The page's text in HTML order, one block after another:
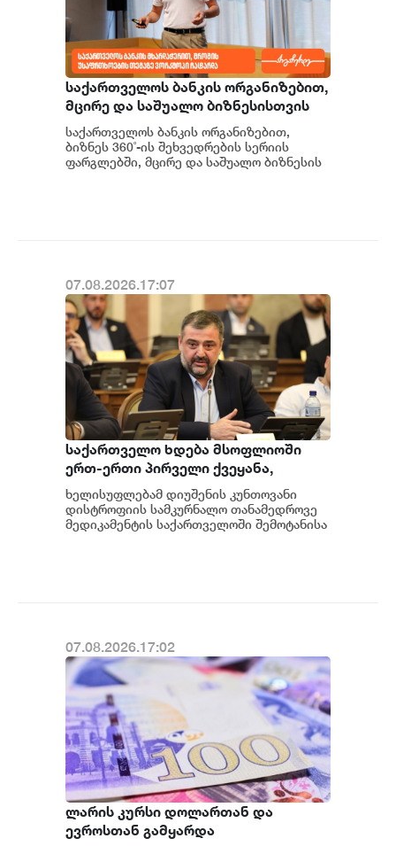
საქართველოს ბანკის ორგანიზებით,
მცირე და საშუალო ბიზნესისთვის
შრომის უსაფრთხოების ვორკშოპი
გაიმართა
საქართველოს ბანკის ორგანიზებით,
ბიზნეს 360˚-ის შეხვედრების სერიის
ფარგლებში, მცირე და საშუალო ბიზნესის
07.08.2026.17:07
საქართველო ხდება მსოფლიოში
ერთ-ერთი პირველი ქვეყანა,
რომელიც მედიკამენტ ჯივინოსტატს
შეიძენს და სახელმწიფო
პროგრამაში დანერგავს - ბექა
ხელისუფლებამ დიუშენის კუნთოვანი
დისტროფიის სამკურნალო თანამედროვე
მედიკამენტის საქართველოში შემოტანისა
07.08.2026.17:02
ლარის კურსი დოლართან და
ევროსთან გამყარდა